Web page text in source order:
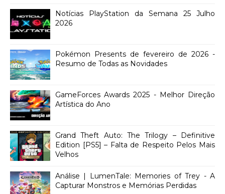
Notícias PlayStation da Semana 25 Julho
2026
Pokémon Presents de fevereiro de 2026 -
Resumo de Todas as Novidades
GameForces Awards 2025 - Melhor Direção
Artística do Ano
Grand Theft Auto: The Trilogy – Definitive
Edition [PS5] – Falta de Respeito Pelos Mais
Velhos
Análise | LumenTale: Memories of Trey - A
Capturar Monstros e Memórias Perdidas